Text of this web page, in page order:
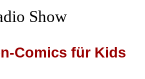
Comics für Kids